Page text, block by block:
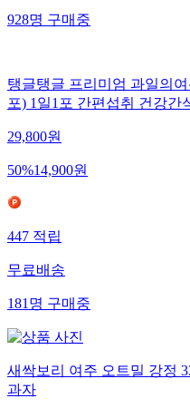
928명구매중
탱글탱글 프리미엄 과일의
포) 1일1포 간편섭취 건강간
29,800원
50%14,900원
447적립
무료배송
181명구매중
새싹보리 여주 오트밀 강정
과자